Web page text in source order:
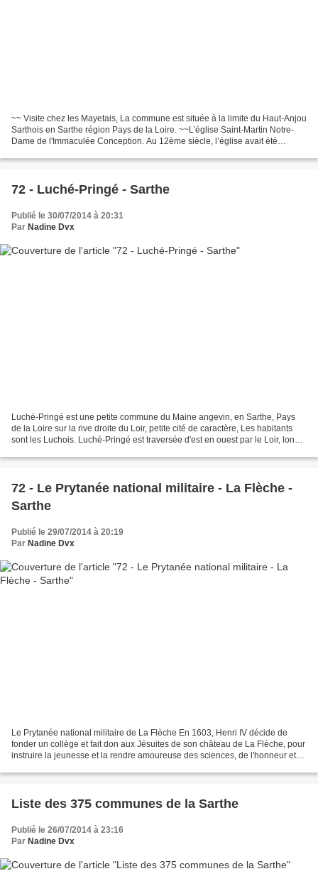
~~ Visite chez les Mayetais, La commune est située à la limite du Haut-Anjou
Sarthois en Sarthe région Pays de la Loire. ~~L’église Saint-Martin Notre-
Dame de l'Immaculée Conception. Au 12ème siècle, l’église avait été
72 - Luché-Pringé - Sarthe
Publié le 30/07/2014 à 20:31
Par Nadine Dvx
Luché-Pringé est une petite commune du Maine angevin, en Sarthe, Pays
de la Loire sur la rive droite du Loir, petite cité de caractère, Les habitants
sont les Luchois. Luché-Pringé est traversée d'est en ouest par le Loir, long
72 - Le Prytanée national militaire - La Flèche -
Sarthe
Publié le 29/07/2014 à 20:19
Par Nadine Dvx
Le Prytanée national militaire de La Flèche En 1603, Henri IV décide de
fonder un collège et fait don aux Jésuites de son château de La Flèche, pour
instruire la jeunesse et la rendre amoureuse des sciences, de l'honneur et
Liste des 375 communes de la Sarthe
Publié le 26/07/2014 à 23:16
Par Nadine Dvx